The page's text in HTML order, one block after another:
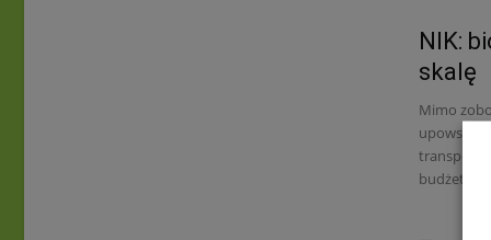
NIK:
skalę
Mimo
budżet